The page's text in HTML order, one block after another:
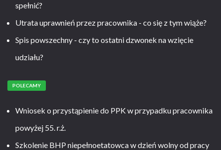
spełnić?
Utrata uprawnień przez pracownika - co się z tym wiąże?
Spis powszechny - czy to ostatni dzwonek na wzięcie
udziału?
POLECAMY
Wniosek o przystąpienie do PPK w przypadku pracownika
powyżej 55. r.ż.
Szkolenie BHP niepełnoetatowca w dzień wolny od pracy